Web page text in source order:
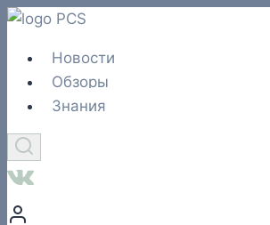
Перейти
содержимому
Новости
Обзоры
Знания